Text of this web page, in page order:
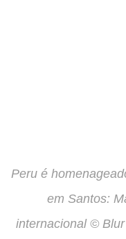
Peru é
em Santos:
internacional ©